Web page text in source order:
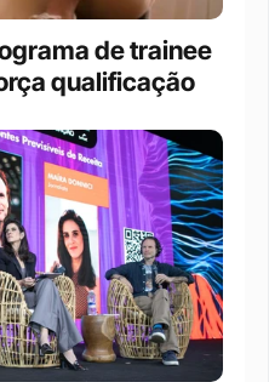
de trainee
qualificação